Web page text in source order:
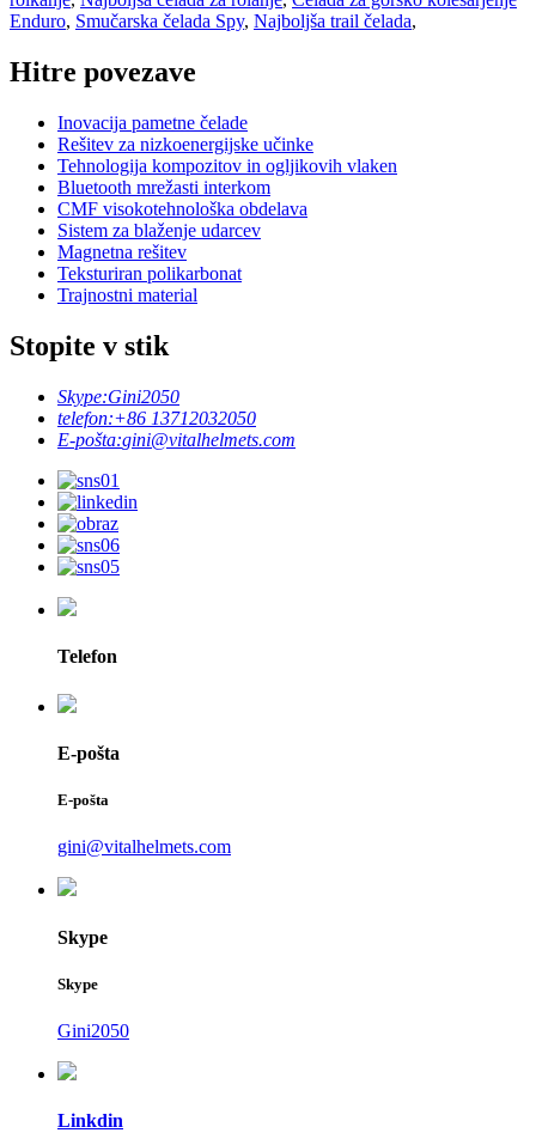
Enduro, Smučarska čelada Spy, Najboljša trail čelada,
Hitre povezave
Inovacija pametne čelade
Rešitev za nizkoenergijske učinke
Tehnologija kompozitov in ogljikovih vlaken
Bluetooth mrežasti interkom
CMF visokotehnološka obdelava
Sistem za blaženje udarcev
Magnetna rešitev
Teksturiran polikarbonat
Trajnostni material
Stopite v stik
Skype:Gini2050
telefon:+86 13712032050
E-pošta:gini@vitalhelmets.com
Telefon
E-pošta
E-pošta
gini@vitalhelmets.com
Skype
Skype
Gini2050
Linkdin